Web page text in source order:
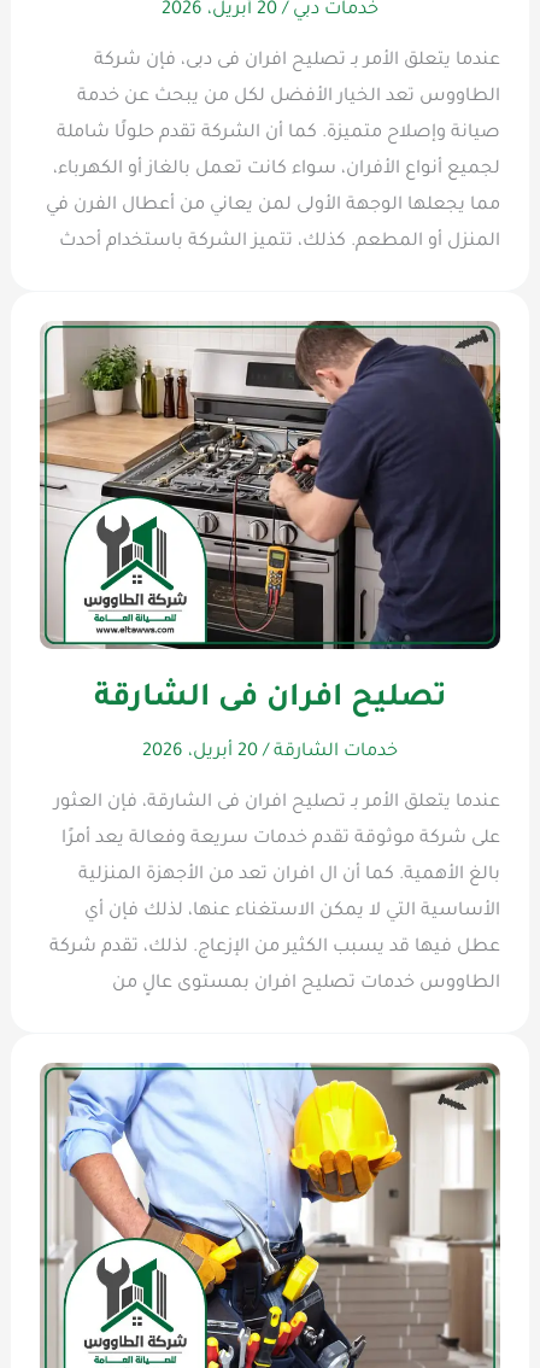
خدمات دبي /20 أبريل، 2026
عندما يتعلق الأمر بـ تصليح افران فى دبى، فإن شركة
الطاووس تعد الخيار الأفضل لكل من يبحث عن خدمة
صيانة وإصلاح متميزة. كما أن الشركة تقدم حلولًا شاملة
لجميع أنواع الأفران، سواء كانت تعمل بالغاز أو الكهرباء،
مما يجعلها الوجهة الأولى لمن يعاني من أعطال الفرن في
المنزل أو المطعم. كذلك، تتميز الشركة باستخدام أحدث
تصليح افران فى الشارقة
خدمات الشارقة /20 أبريل، 2026
عندما يتعلق الأمر بـ تصليح افران فى الشارقة، فإن العثور
على شركة موثوقة تقدم خدمات سريعة وفعالة يعد أمرًا
بالغ الأهمية. كما أن ال افران تعد من الأجهزة المنزلية
الأساسية التي لا يمكن الاستغناء عنها، لذلك فإن أي
عطل فيها قد يسبب الكثير من الإزعاج. لذلك، تقدم شركة
الطاووس خدمات تصليح افران بمستوى عالٍ من